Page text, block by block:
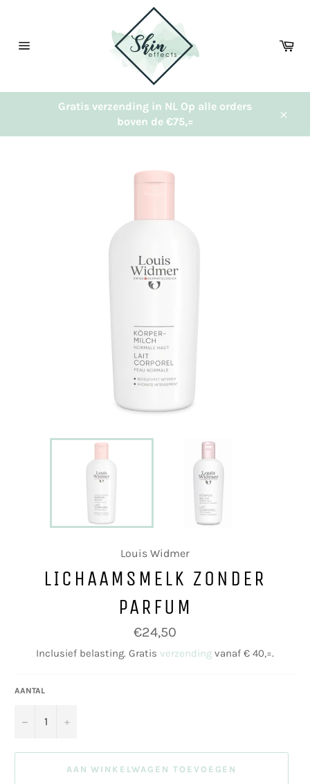
content
Gratis verzending in NL Op alle orders
boven de €75,=
Louis Widmer
LICHAAMSMELK ZONDER
PARFUM
Normale
prijs
€24,50
Inclusief belasting. Gratis verzending vanaf € 40,=.
AANTAL
− +
AAN WINKELWAGEN TOEVOEGEN